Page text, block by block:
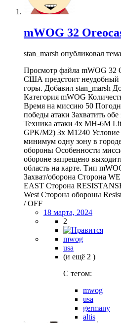
mWOG 32
stan_marsh опубликовал
Просмотр файла mWOG 32
США предстоит неудобный
горы. Добавил stan_marsh
Категория mWOG
Время на миссию 50
победы атаки Захватить
Техника атаки 4х MH-6M
GPK/M2) 3x M1240
минимум одну зону в
обороны Особенности
обороне запрещено
область на карте. Тип
Захват/оборона Сторона
EAST Сторона
West Сторона обороны
/ OFF
18 марта, 2024
2
mwog
usa
(и ещё 2 )
C тегом:
mwog
usa
germany
altis